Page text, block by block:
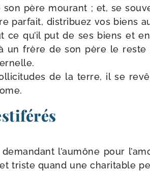
père mou­rant ; et, se
par­fait, dis­tri­buez vos biens
ce qu’il put de ses biens et
un frère de son père le
de la terre, il se
l’aumône pour
triste quand une cha­ri­table